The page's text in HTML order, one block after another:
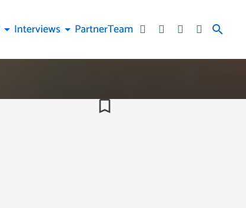
search
arrow_drop_down Interviews arrow_drop_down PartnerTeam
bookmark_border